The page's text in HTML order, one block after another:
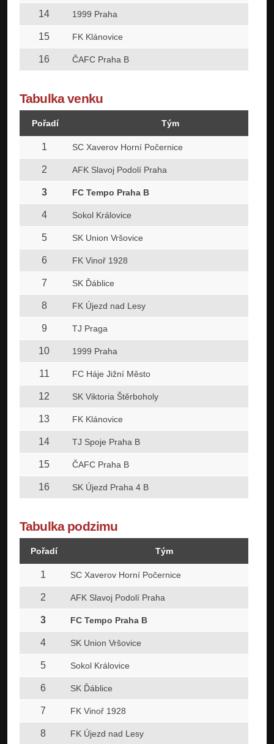
14 1999 Praha
15 FK Klánovice
16 ČAFC Praha B
Tabulka venku
Pořadí Tým
1 SC Xaverov Horní Počernice
2 AFK Slavoj Podolí Praha
3 FC Tempo Praha B
4 Sokol Královice
5 SK Union Vršovice
6 FK Vinoř 1928
7 SK Ďáblice
8 FK Újezd nad Lesy
9 TJ Praga
10 1999 Praha
11 FC Háje Jižní Město
12 SK Viktoria Štěrboholy
13 FK Klánovice
14 TJ Spoje Praha B
15 ČAFC Praha B
16 SK Újezd Praha 4 B
Tabulka podzimu
Pořadí Tým
1 SC Xaverov Horní Počernice
2 AFK Slavoj Podolí Praha
3 FC Tempo Praha B
4 SK Union Vršovice
5 Sokol Královice
6 SK Ďáblice
7 FK Vinoř 1928
8 FK Újezd nad Lesy